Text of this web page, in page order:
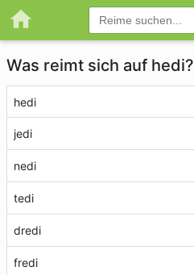
Was reimt sich auf hedi?
hedi
jedi
nedi
tedi
dredi
fredi